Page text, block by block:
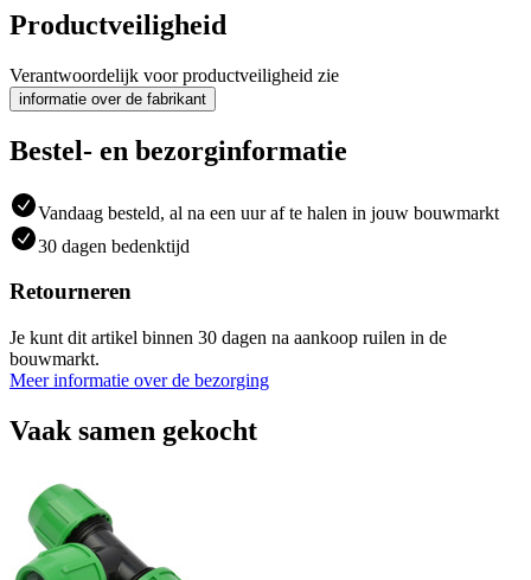
Productveiligheid
Verantwoordelijk voor productveiligheid zie
informatie over de fabrikant
Bestel- en bezorginformatie
Vandaag besteld, al na een uur af te halen in jouw bouwmarkt
30 dagen bedenktijd
Retourneren
Je kunt dit artikel binnen 30 dagen na aankoop ruilen in de
bouwmarkt.
Meer informatie over de bezorging
Vaak samen gekocht